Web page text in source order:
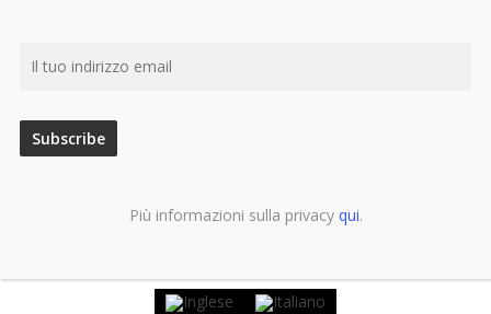
Più informazioni sulla privacy qui.